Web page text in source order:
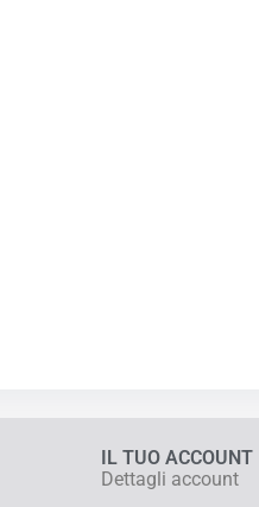
IL TUO ACCOUNT
Dettagli account